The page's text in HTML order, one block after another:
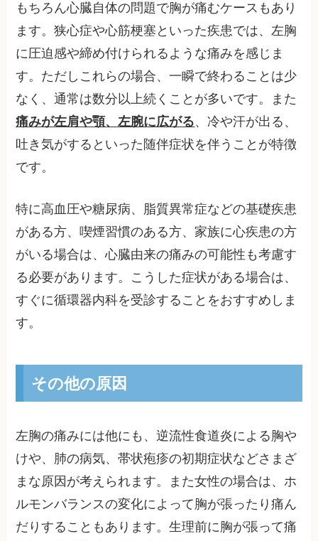
もちろん心臓自体の問題で胸が痛むケースもあり
ます。狭心症や心筋梗塞といった疾患では、左胸
に圧迫感や締め付けられるような痛みを感じま
す。ただしこれらの場合、一瞬で終わることは少
なく、通常は数分以上続くことが多いです。また
痛みが左肩や顎、左腕に広がる、冷や汗が出る、
吐き気がするといった随伴症状を伴うことが特徴
です。
特に高血圧や糖尿病、脂質異常症などの基礎疾患
がある方、喫煙習慣のある方、家族に心疾患の方
がいる場合は、心臓由来の痛みの可能性も考慮す
る必要があります。こうした症状がある場合は、
すぐに循環器内科を受診することをおすすめしま
す。
その他の原因
左胸の痛みには他にも、逆流性食道炎による胸や
けや、肺の病気、帯状疱疹の初期症状などさまざ
まな原因が考えられます。また女性の場合は、ホ
ルモンバランスの変化によって胸が張ったり痛ん
だりすることもあります。生理前に胸が張って痛